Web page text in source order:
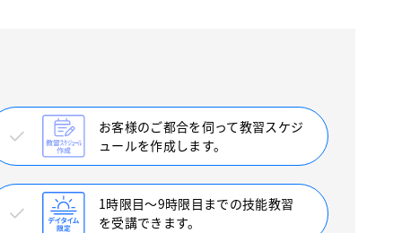
お客様のご都合を伺って教習スケジ
ュールを作成します。
1時限目〜9時限目までの技能教習
を受講できます。